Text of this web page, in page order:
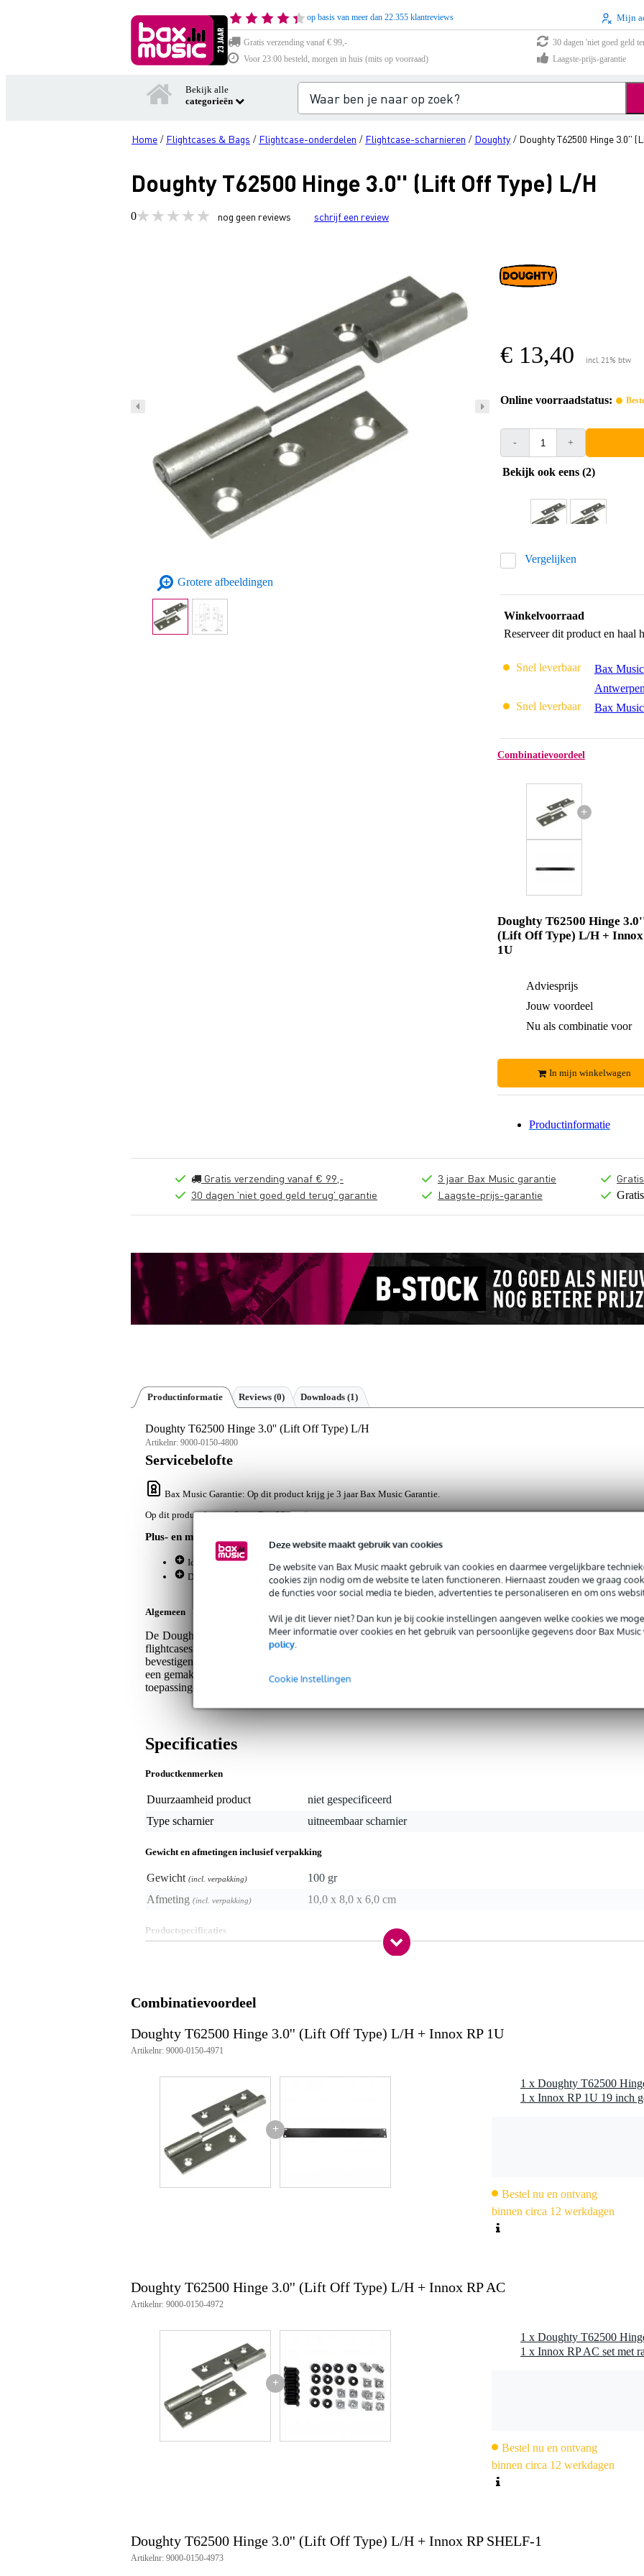
Deze website maakt gebruik van cookies
De website van Bax Music maakt gebruik van cookies en daarmee vergelijkbare
cookies zijn nodig om de website te laten functioneren. Hiernaast zouden we graag
de functies voor social media te bieden, advertenties te personaliseren en om ons
Wil je dit liever niet? Dan kun je bij cookie instellingen aangeven welke cookies we
Meer informatie over cookies en het gebruik van persoonlijke gegevens door Bax Music
policy.
Cookie Instellingen
op basis van meer dan 22.355 klantreviews Mijn
Gratis verzending vanaf € 99,-
30 dagen 'niet goed geld
Voor 23:00 besteld, morgen in huis (mits op voorraad)
Laagste-prijs-garantie
Bekijk alle
categorieën
Home / Flightcases & Bags / Flightcase-onderdelen / Flightcase-scharnieren / Doughty / Doughty T62500 Hinge 3.0''
Doughty T62500 Hinge 3.0'' (Lift Off Type) L/H
0 nog geen reviews schrijf een review
Grotere afbeeldingen
€ 13,40 incl. 21% btw
Online voorraadstatus:
- +
Bekijk ook eens (2)
Vergelijken
Winkelvoorraad
Reserveer dit product en haal
Snel leverbaar
Bax
Antwerpen
Snel leverbaar Bax
Combinatievoordeel
+
Doughty T62500 Hinge
(Lift Off Type) L/H + Innox
1U
Adviesprijs
Jouw voordeel
Nu als combinatie voor
In mijn winkelwagen
Productinformatie
Gratis verzending vanaf € 99,-
30 dagen 'niet goed geld terug' garantie
3 jaar Bax Music garantie
Laagste-prijs-garantie
Productinformatie Reviews (0) Downloads (1)
Doughty T62500 Hinge 3.0'' (Lift Off Type) L/H
Artikelnr: 9000-0150-4800
Servicebelofte
Bax Music Garantie: Op dit product krijg je 3 jaar Bax Music Garantie.
Op dit product krijg je 3 jaar Bax Music Garantie.
Plus- en minpunten
Ideaal voor podium- en flightcaseconstructies.
Duurzaam mild staal voor langdurige betrouwbaarheid.
Algemeen
De Doughty T62500 is een robuust lift-off scharnier, ideaal voor gebruik in de bouw van podiumscenery
flightcases. Gemaakt van sterk mild staal, biedt dit scharnier een betrouwbare en duurzame oplossing voor het
bevestigen van panelen en deksels. Dit scharnier is geschikt voor linksdraaiende toepassingen, wat zorgt voor
een gemakkelijke installatie en demontage in diverse toepassingen. Het is de perfecte keuze voor professionele
toepassingen waar duurzaamheid en functionaliteit essentieel zijn.
Specificaties
Productkenmerken
Duurzaamheid product
niet gespecificeerd
Type scharnier
uitneembaar scharnier
Gewicht en afmetingen inclusief verpakking
Gewicht (incl. verpakking)
100 gr
Afmeting (incl. verpakking) 10,0 x 8,0 x 6,0 cm
Productspecificaties
Geschikt voor linksdraaiende toepassingen
Maximale belasting (WLL): Niet geclassificeerd
Toepassing: Geschikt voor podiumscenery en flightcases
Combinatievoordeel
Doughty T62500 Hinge 3.0'' (Lift Off Type) L/H + Innox RP 1U
Artikelnr: 9000-0150-4971
+
1 x Doughty T62500
1 x Innox RP 1U 19 inch
Bestel nu en ontvang
binnen circa 12 werkdagen
Doughty T62500 Hinge 3.0'' (Lift Off Type) L/H + Innox RP AC
Artikelnr: 9000-0150-4972
+
1 x Doughty T62500
1 x Innox RP AC set met
Bestel nu en ontvang
binnen circa 12 werkdagen
Doughty T62500 Hinge 3.0'' (Lift Off Type) L/H + Innox RP SHELF-1
Artikelnr: 9000-0150-4973